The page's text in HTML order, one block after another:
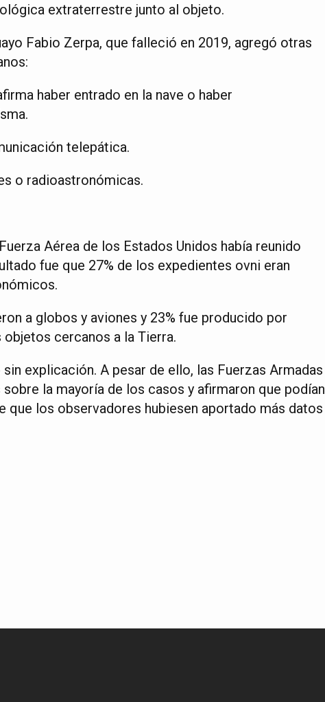
extraterrestre junto al objeto.
Fabio Zerpa, que falleció en 2019, agregó otras
haber entrado en la nave o haber
telepática.
o radioastronómicas.
Aérea de los Estados Unidos había reunido
fue que 27% de los expedientes ovni eran
a globos y aviones y 23% fue producido por
cercanos a la Tierra.
explicación. A pesar de ello, las Fuerzas Armadas
la mayoría de los casos y afirmaron que podían
que los observadores hubiesen aportado más datos